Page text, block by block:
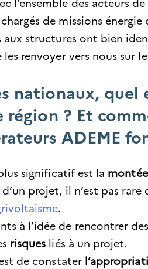
de missions énergie
aux structures ont bien
les renvoyer vers nous sur
nationaux, quel
région ? Et
ADEME
significatif est la
projet, il n’est pas
.
à l’idée de rencontrer des
risques liés à un projet.
de constater